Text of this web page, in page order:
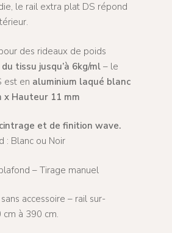
le rail extra plat DS répond
des rideaux de poids
tissu jusqu’à 6kg/ml – le
est en aluminium laqué blanc
x Hauteur 11 mm
et de finition wave.
: Blanc ou Noir
– Tirage manuel
accessoire – rail sur-
à 390 cm.